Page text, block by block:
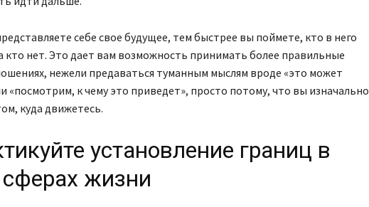
себе свое будущее, тем быстрее вы поймете, кто в него
кто нет. Это дает вам возможность принимать более правильные
нежели предаваться туманным мыслям вроде «это может
«посмотрим, к чему это приведет», просто потому, что вы изначально
куда движетесь.
установление границ в
сферах жизни